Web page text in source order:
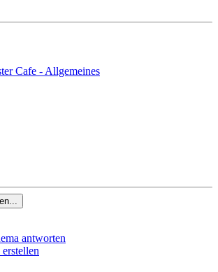
Cafe - Allgemeines
antworten